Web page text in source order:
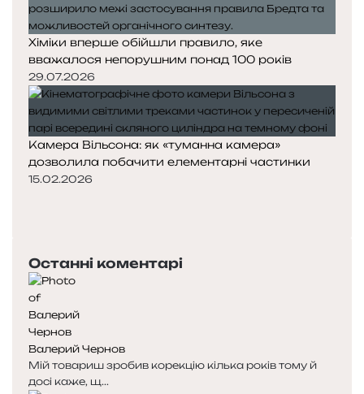
Хіміки вперше обійшли правило, яке
вважалося непорушним понад 100 років
29.07.2026
Камера Вільсона: як «туманна камера»
дозволила побачити елементарні частинки
15.02.2026
р
е
д
н
я
с
т
о
т
у
п
н
а
с
т
о
Останні коментарі
Валерий Чернов
Мій товариш зробив корекцію кілька років тому й
досі каже, щ...